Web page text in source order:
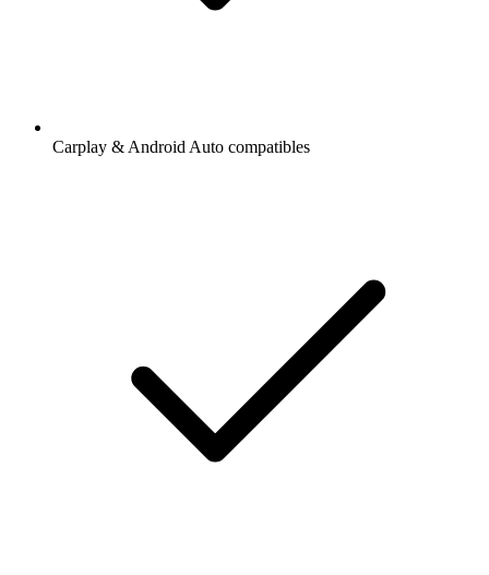
Carplay & Android Auto compatibles